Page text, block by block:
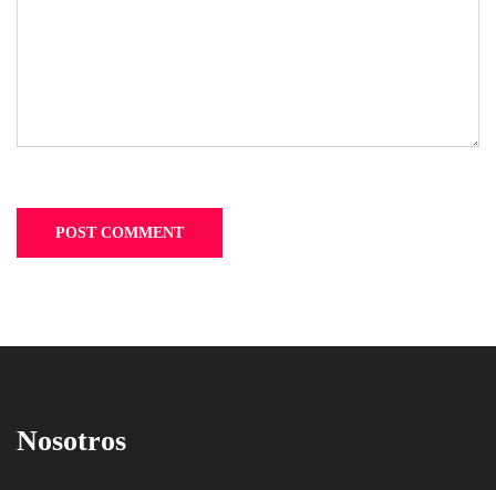
Nosotros